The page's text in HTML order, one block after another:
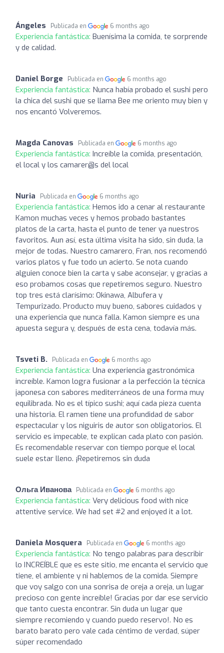
Ángeles Publicada en 6 months ago
Experiencia fantástica: Buenísima la comida, te sorprende
y de calidad.
Daniel Borge Publicada en 6 months ago
Experiencia fantástica: Nunca había probado el sushi pero
la chica del sushi que se llama Bee me oriento muy bien y
nos encantó Volveremos.
Magda Canovas Publicada en 6 months ago
Experiencia fantástica: Increíble la comida, presentación,
el local y los camarer@s del local
Nuria Publicada en 6 months ago
Experiencia fantástica: Hemos ido a cenar al restaurante
Kamon muchas veces y hemos probado bastantes
platos de la carta, hasta el punto de tener ya nuestros
favoritos. Aun así, esta última visita ha sido, sin duda, la
mejor de todas. Nuestro camarero, Fran, nos recomendó
varios platos y fue todo un acierto. Se nota cuando
alguien conoce bien la carta y sabe aconsejar, y gracias a
eso probamos cosas que repetiremos seguro. Nuestro
top tres está clarísimo: Okinawa, Albufera y
Tempurizado. Producto muy bueno, sabores cuidados y
una experiencia que nunca falla. Kamon siempre es una
apuesta segura y, después de esta cena, todavía más.
Tsveti B. Publicada en 6 months ago
Experiencia fantástica: Una experiencia gastronómica
increíble. Kamon logra fusionar a la perfección la técnica
japonesa con sabores mediterráneos de una forma muy
equilibrada. No es el típico sushi; aquí cada pieza cuenta
una historia. El ramen tiene una profundidad de sabor
espectacular y los niguiris de autor son obligatorios. El
servicio es impecable, te explican cada plato con pasión.
Es recomendable reservar con tiempo porque el local
suele estar lleno. ¡Repetiremos sin duda
Ольга Иванова Publicada en 6 months ago
Experiencia fantástica: Very delicious food with nice
attentive service. We had set #2 and enjoyed it a lot.
Daniela Mosquera Publicada en 6 months ago
Experiencia fantástica: No tengo palabras para describir
lo INCREÍBLE que es este sitio, me encanta el servicio que
tiene, el ambiente y ni hablemos de la comida. Siempre
que voy salgo con una sonrisa de oreja a oreja, un lugar
precioso con gente increíble! Gracias por dar ese servicio
que tanto cuesta encontrar. Sin duda un lugar que
siempre recomiendo y cuando puedo reservo!. No es
barato barato pero vale cada céntimo de verdad, súper
súper recomendado